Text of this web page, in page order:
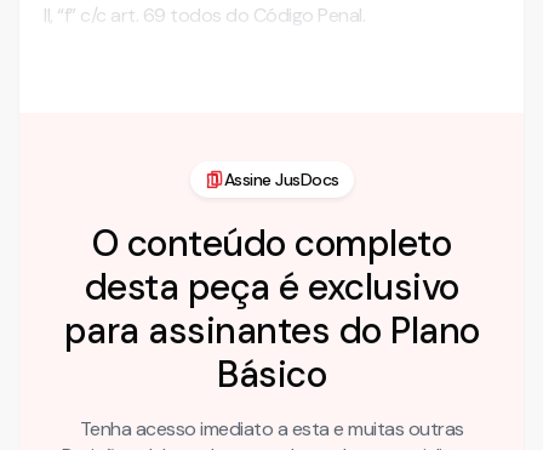
II, “f” c/c art. 69 todos do Código Penal.
Assine JusDocs
O conteúdo completo
desta peça é exclusivo
para assinantes do Plano
Básico
Tenha acesso imediato a esta e muitas outras